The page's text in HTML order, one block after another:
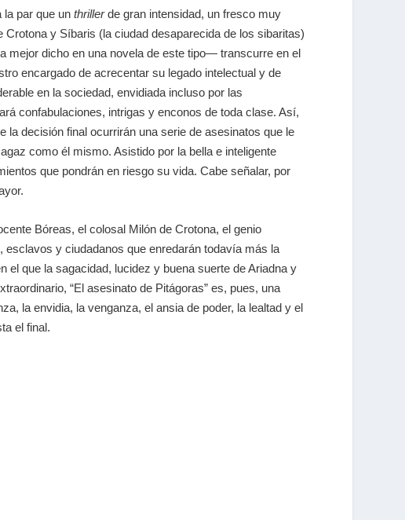
la par que unthrillerde gran intensidad, un fresco muy
y Síbaris (la ciudad desaparecida de los sibaritas)
mejor dicho en una novela de este tipo— transcurre en el
encargado de acrecentar su legado intelectual y de
en la sociedad, envidiada incluso por las
confabulaciones, intrigas y enconos de toda clase. Así,
decisión final ocurrirán una serie de asesinatos que le
como él mismo. Asistido por la bella e inteligente
que pondrán en riesgo su vida. Cabe señalar, por
Bóreas, el colosal Milón de Crotona, el genio
y ciudadanos que enredarán todavía más la
el que la sagacidad, lucidez y buena suerte de Ariadna y
“El asesinato de Pitágoras” es, pues, una
la envidia, la venganza, el ansia de poder, la lealtad y el
el final.